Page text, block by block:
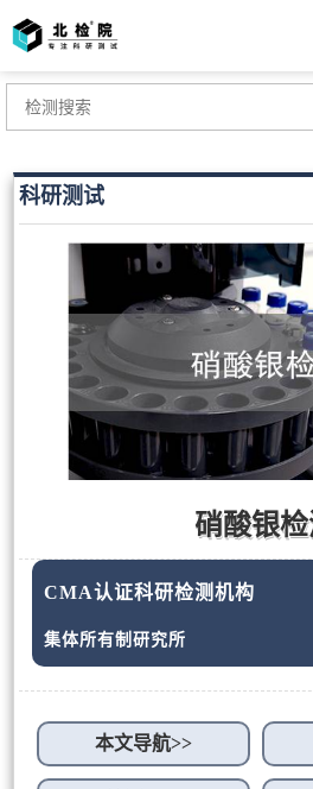
科研测试
硝酸银检
CMA认证科研检测机构
集体所有制研究所
本文导航>>